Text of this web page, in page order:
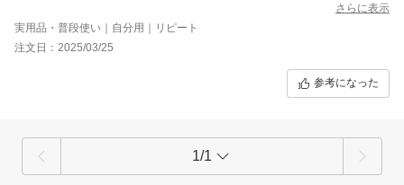
さらに表示
実用品・普段使い｜自分用｜リピート
注文日：2025/03/25
参考になった
1/1